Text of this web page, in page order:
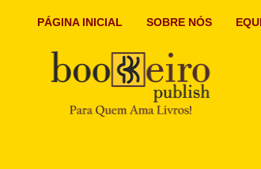
PÁGINA INICIAL SOBRE NÓS